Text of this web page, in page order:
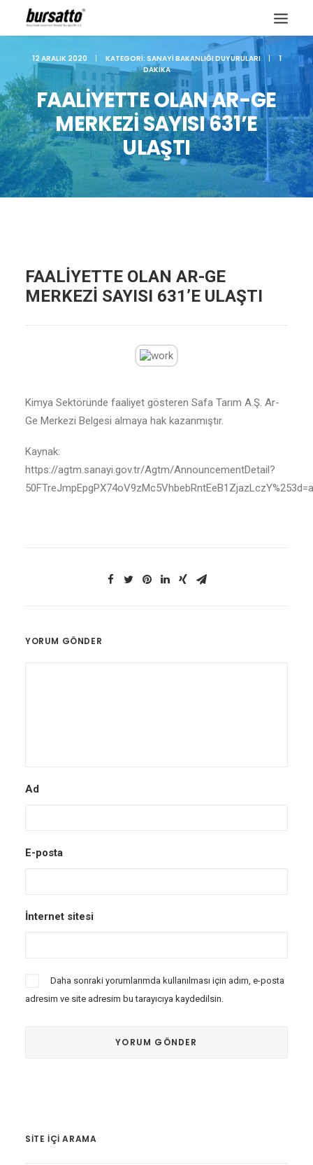
Site içi arama
12 ARALIK 2020 | KATEGORI: SANAYI BAKANLIĞI DUYURULARI |
1
DAKIKA
FAALİYETTE OLAN AR-GE
MERKEZİ SAYISI 631’E
ULAŞTI
FAALİYETTE OLAN AR-GE
MERKEZİ SAYISI 631’E ULAŞTI
Kimya Sektöründe faaliyet gösteren Safa Tarım A.Ş. Ar-
Ge Merkezi Belgesi almaya hak kazanmıştır.
Kaynak:
https://agtm.sanayi.gov.tr/Agtm/AnnouncementDetail?
YORUM GÖNDER
Ad
E-posta
İnternet sitesi
Daha sonraki yorumlarımda kullanılması için adım, e-posta
adresim ve site adresim bu tarayıcıya kaydedilsin.
SITE IÇI ARAMA